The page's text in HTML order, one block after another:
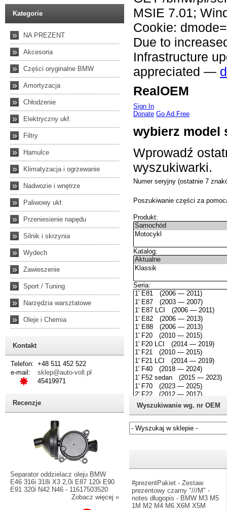
Kategorie
» NA PREZENT
» Akcesoria
» Części oryginalne BMW
» Amortyzacja
» Chłodzenie
» Elektryczny ukł.
» Filtry
» Hamulce
» Klimatyzacja i ogrzewanie
» Nadwozie i wnętrze
» Paliwowy ukł.
» Przeniesienie napędu
» Silnik i skrzynia
» Wydech
» Zawieszenie
» Sport / Tuning
» Narzędzia warsztatowe
» Oleje i Chemia
Kontakt
Telefon: +48 511 452 522
e-mail:
sklep@auto-voll.pl
45419971
Recenzje
Separator oddzielacz oleju BMW
E46 316i 318i X3 2,0i E87 120i E90
E91 320i N42 N46 - 11617503520
Zobacz więcej »
Wyszukiwanie wg. nr OEM
#prezentPakiet - Zestaw
prezentowy czarny "///M" -
notes długopis - BMW M3 M5
1M M2 M4 M6 X6M X5M